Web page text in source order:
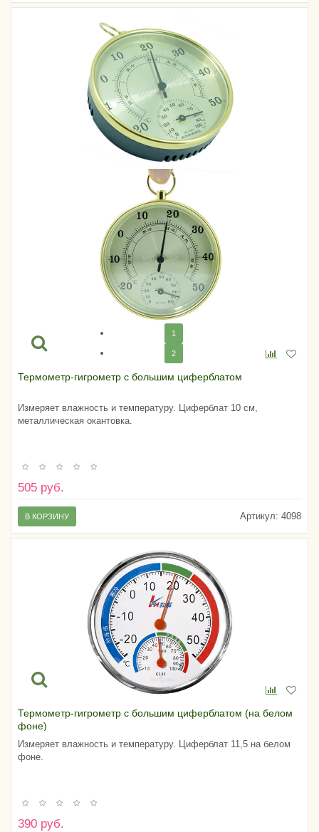
1
2
Термометр-гигрометр с большим циферблатом
Измеряет влажность и температуру. Циферблат 10 см,
металлическая окантовка.
505 руб.
Артикул: 4098
В КОРЗИНУ
Термометр-гигрометр с большим циферблатом (на белом
фоне)
Измеряет влажность и температуру. Циферблат 11,5 на белом
фоне.
390 руб.